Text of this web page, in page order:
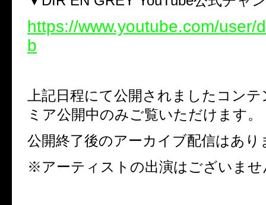
https://www.youtube.com/user/
b
上記日程にて公開されましたコン
ミア公開中のみご覧いただけます。
公開終了後のアーカイブ配信はあり
※アーティストの出演はございませ